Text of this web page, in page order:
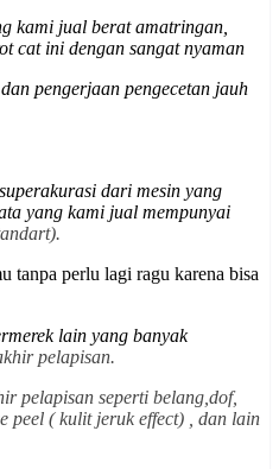
kami jual berat amatringan,
cat ini dengan sangat nyaman
pengerjaan pengecetan jauh
dari mesin yang
yang kami jual mempunyai
tanpa perlu lagi ragu karena bisa
lain yang banyak
pelapisan.
pelapisan seperti belang,dof,
peel ( kulit jeruk effect) , dan lain